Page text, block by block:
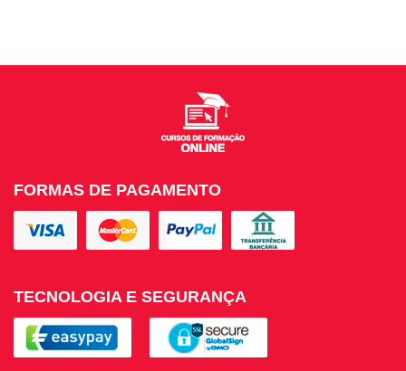
FORMAS DE PAGAMENTO
TECNOLOGIA E SEGURANÇA